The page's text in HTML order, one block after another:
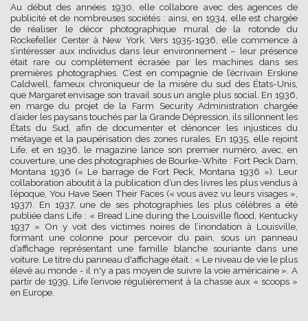
Au début des années 1930, elle collabore avec des agences de
publicité et de nombreuses sociétés : ainsi, en 1934, elle est chargée
de réaliser le décor photographique mural de la rotonde du
Rockefeller Center à New York. Vers 1935-1936, elle commence à
s’intéresser aux individus dans leur environnement – leur présence
était rare ou complètement écrasée par les machines dans ses
premières photographies. C’est en compagnie de l’écrivain Erskine
Caldwell, fameux chroniqueur de la misère du sud des États-Unis,
que Margaret envisage son travail sous un angle plus social. En 1936,
en marge du projet de la Farm Security Administration chargée
d’aider les paysans touchés par la Grande Dépression, ils sillonnent les
États du Sud, afin de documenter et dénoncer les injustices du
métayage et la paupérisation des zones rurales. En 1935, elle rejoint
Life, et en 1936, le magazine lance son premier numéro, avec, en
couverture, une des photographies de Bourke-White : Fort Peck Dam,
Montana 1936 (« Le barrage de Fort Peck, Montana 1936 »). Leur
collaboration aboutit à la publication d’un des livres les plus vendus à
l’époque, You Have Seen Their Faces (« vous avez vu leurs visages »,
1937). En 1937, une de ses photographies les plus célèbres a été
publiée dans Life : « Bread Line during the Louisville flood, Kentucky
1937 » On y voit des victimes noires de l’inondation à Louisville,
formant une colonne pour percevoir du pain, sous un panneau
d’affichage représentant une famille blanche souriante dans une
voiture. Le titre du panneau d'affichage était : « Le niveau de vie le plus
élevé au monde - il n'y a pas moyen de suivre la voie américaine ». A
partir de 1939, Life l’envoie régulièrement à la chasse aux « scoops »
en Europe.